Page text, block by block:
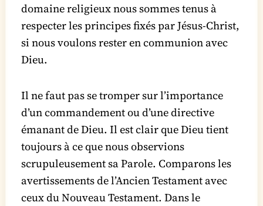
domaine religieux nous sommes tenus à
respecter les principes fixés par Jésus-Christ,
si nous voulons rester en communion avec
Dieu.
Il ne faut pas se tromper sur l’importance
d’un commandement ou d’une directive
émanant de Dieu. Il est clair que Dieu tient
toujours à ce que nous observions
scrupuleusement sa Parole. Comparons les
avertissements de l’Ancien Testament avec
ceux du Nouveau Testament. Dans le